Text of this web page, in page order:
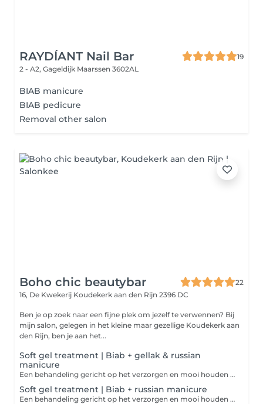
RAYDÍANT Nail Bar
19
2 - A2, Gageldijk Maarssen 3602AL
BIAB manicure
BIAB pedicure
Removal other salon
Boho chic beautybar
22
16, De Kwekerij Koudekerk aan den Rijn 2396 DC
Ben je op zoek naar een fijne plek om jezelf te verwennen? Bij
mijn salon, gelegen in het kleine maar gezellige Koudekerk aan
den Rijn, ben je aan het...
Soft gel treatment | Biab + gellak & russian
manicure
Een behandeling gericht op het verzorgen en mooi houden van de natuurlijke nagel. De BIAB wordt zorgvuldig aangebracht voor een lichte versteviging, ondersteuning en een egale afwerking. Daarna brengen we de gewenste kleur aan met keuze uit ruim 100 kleuren. De Russian manicure zorgt voor een strakke verzorging rondom de nagelriemen, waardoor de nagels netjes aansluiten en langer verzorgd blijven ogen. Geschikt voor wie korte natuurlijke nagels wil ondersteunen met een lichte versteviging en houdt van een verzorgde, natuurlijke uitstraling.
Soft gel treatment | Biab + russian manicure
Een behandeling gericht op het verzorgen en mooi houden van de natuurlijke nagel. De BIAB wordt zorgvuldig aangebracht voor een lichte versteviging, ondersteuning en een egale afwerking. De Russian manicure zorgt voor een strakke verzorging rondom de nagelriemen, waardoor de nagels netjes aansluiten en langer verzorgd blijven ogen. Geschikt voor wie korte natuurlijke nagels wil ondersteunen met een lichte versteviging en houdt van een verzorgde, natuurlijke uitstraling.